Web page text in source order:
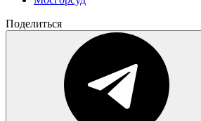
Поделиться